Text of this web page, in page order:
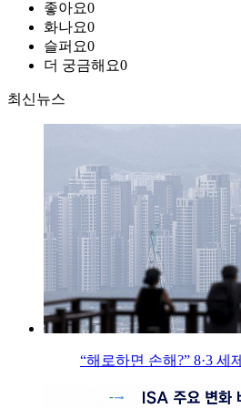
좋아요0
화나요0
슬퍼요0
더 궁금해요0
최신뉴스
“해로하면 손해?” 8·3 세